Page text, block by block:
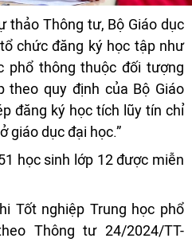
thảo Thông tư, Bộ Giáo dục
chức đăng ký học tập như
phổ thông thuộc đối tượng
theo quy định của Bộ Giáo
đăng ký học tích lũy tín chỉ
giáo dục đại học.”
học sinh lớp 12 được miễn
Tốt nghiệp Trung học phổ
Thông tư 24/2024/TT-